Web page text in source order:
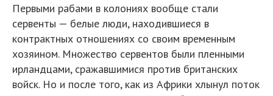
Первыми рабами в колониях вообще стали
сервенты — белые люди, находившиеся в
контрактных отношениях со своим временным
хозяином. Множество сервентов были пленными
ирландцами, сражавшимися против британских
войск. Но и после того, как из Африки хлынул поток